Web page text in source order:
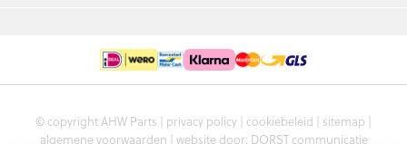
© copyright AHW Parts | privacy policy | cookiebeleid | sitemap |
algemene voorwaarden | website door: DORST communicatie